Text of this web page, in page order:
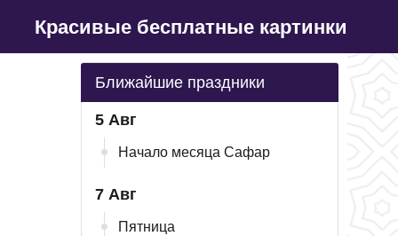
Красивые бесплатные картинки
Ближайшие праздники
5 Авг
Начало месяца Сафар
7 Авг
Пятница